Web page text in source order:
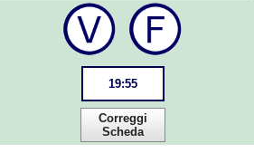
19:55
Correggi
Scheda